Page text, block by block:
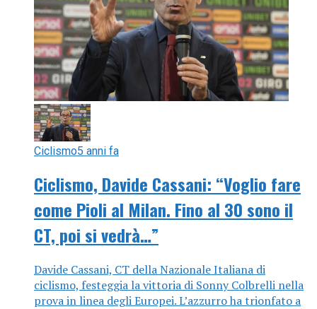
Ciclismo5 anni fa
Ciclismo, Davide Cassani: “Voglio fare
come Pioli al Milan. Fino al 30 sono il
CT, poi si vedrà…”
Davide Cassani, CT della Nazionale Italiana di
ciclismo, festeggia la vittoria di Sonny Colbrelli nella
prova in linea degli Europei. L’azzurro ha trionfato a